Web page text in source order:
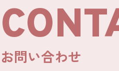
お問い合わせ